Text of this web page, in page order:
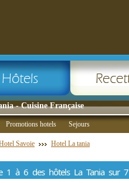
- Cuisine Française
Promotions hotels Sejours
Savoie Hotel La tania
1 à 6 des hôtels La Tania sur 7